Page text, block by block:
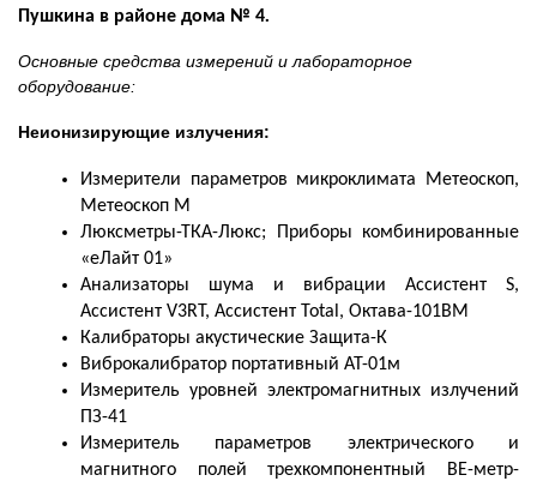
Пушкина в районе дома № 4.
Основные средства измерений и лабораторное
оборудование:
Неионизирующие излучения:
Измерители параметров микроклимата Метеоскоп,
Метеоскоп М
Люксметры-ТКА-Люкс;
Приборы комбинированные
«еЛайт 01»
Анализаторы шума и вибрации Ассистент S,
Ассистент V3RT, Ассистент Total , Октава-101ВМ
Калибраторы акустические Защита-К
Виброкалибратор портативный АТ-01м
Измеритель уровней электромагнитных излучений
ПЗ-41
Измеритель параметров электрического и
магнитного полей трехкомпонентный ВЕ-метр-